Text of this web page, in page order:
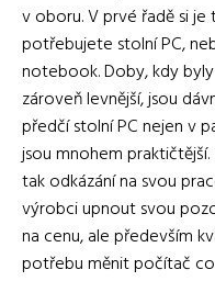
v oboru. V prvé řadě si
potřebujete stolní PC,
notebook. Doby, kdy
zároveň levnější, jsou
předčí stolní PC nejen v
jsou mnohem
tak odkázání na svou
výrobci upnout svou
na cenu, ale především
potřebu měnit počítač